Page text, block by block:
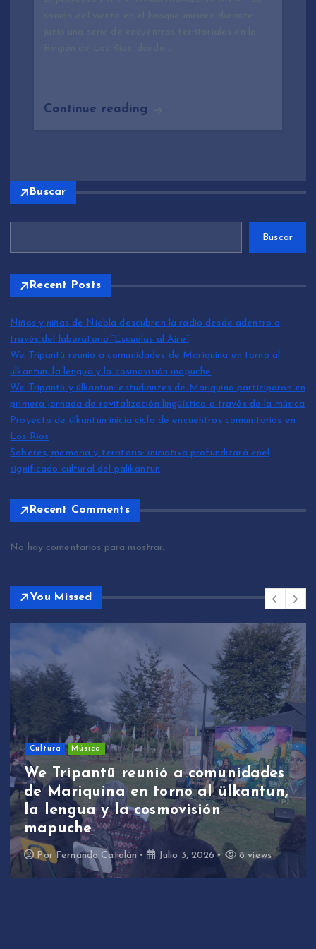
Continue reading
Buscar
Buscar
Recent Posts
Niños y niñas de Niebla descubren la radio desde adentro a
través del laboratorio “Escuelas al Aire”
We Tripantü reunió a comunidades de Mariquina en torno al
ülkantun, la lengua y la cosmovisión mapuche
We Tripantü y ülkantun: estudiantes de Mariquina participaron en
primera jornada de revitalización lingüística a través de la música
Proyecto de ülkantun inicia ciclo de encuentros comunitarios en
Los Ríos
Saberes, memoria y territorio: iniciativa profundizará enel
significado cultural del palikantun
Recent Comments
No hay comentarios para mostrar.
You Missed
Sin categoría
We Tripantü y ülkantun:
estudiantes de Mariquina
participaron en primera jornada
de revitalización lingüística a
través de la música
PorFernando Catalán Junio 17, 2026 10 views